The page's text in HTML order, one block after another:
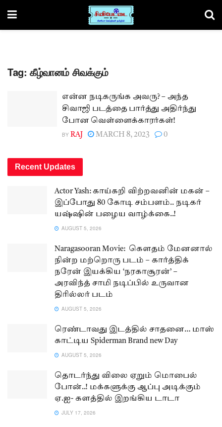
Tag: கீழ்வானம் சிவக்கும்
என்ன நடிகருங்க அவரு? – அந்த
சிவாஜி படத்தை பார்த்து அதிர்ந்து
போன வெள்ளைக்காரர்கள்!
BY RAJ MARCH 8, 2023 0
Recent Updates
Actor Yash: காய்கறி விற்றவனின் மகன் –
இப்போது 80 கோடி சம்பளம்.. நடிகர்
யஷ்ஷின் பழைய வாழ்க்கை..!
AUGUST 5, 2026
Naragasooran Movie: கௌதம் மேனனால்
நின்ற மற்றொரு படம் – கார்த்திக்
நரேன் இயக்கிய ‘நரகாசூரன்’ –
அரவிந்த் சாமி நடிப்பில் உருவான
திரில்லர் படம்
AUGUST 5, 2026
ரெண்டாவது இடத்தில் சாதனை… மாஸ்
காட்டிய Spiderman Brand new Day
AUGUST 5, 2026
தொடர்ந்து விலை ஏறும் மொபைல்
போன்..! மக்களுக்கு ஆப்பு அடிக்கும்
ஏ.ஐ- களத்தில் இறங்கிய டாடா
JULY 17, 2026